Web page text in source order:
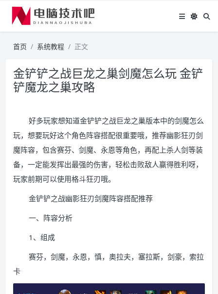
首页 系统教程 正文
金铲铲之战巨龙之巢剑魔怎么玩 金铲
铲魔龙之巢攻略
好多玩家想知道金铲铲之战巨龙之巢版本中的剑魔怎么
玩，想要玩好这个角色阵容搭配很重要哦，推荐幽影狂刃剑
魔阵容，包含赛芬、剑魔、永恩等角色，再配上杀人剑等装
备，一定能发挥出最强的伤害，轻松击败敌人赢得胜利呀，
玩家前期可以使用格斗狂刃哦。
金铲铲之战幽影狂刃剑魔阵容搭配推荐
一、阵容分析
1、组成
赛芬，剑魔，永恩，慎，奥拉夫，塞拉斯，剑豪，索拉
卡